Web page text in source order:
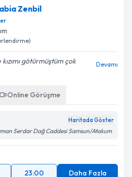
Zenbil
götürmüştüm çok
Devamı
Online Görüşme
Haritada Göster
Serdar Dağ Caddesi Samsun/Atakum
23:00 Daha Fazla